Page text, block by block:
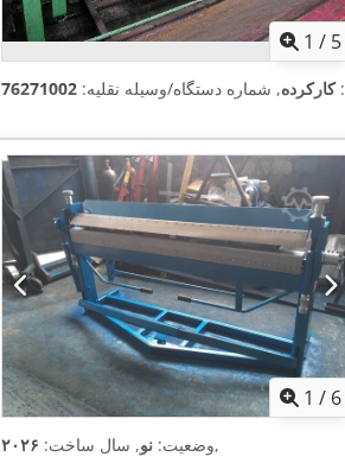
1 / 5
کارکرده, شماره دستگاه/وسیله نقلیه: 76271002
1 / 6
وضعیت: نو, سال ساخت: ۲۰۲۶ ,